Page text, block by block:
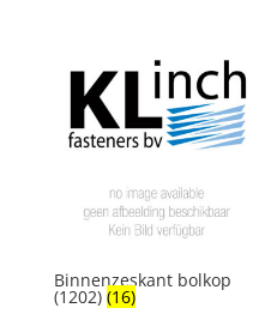
Binnenzeskant bolkop
(1202) (16)